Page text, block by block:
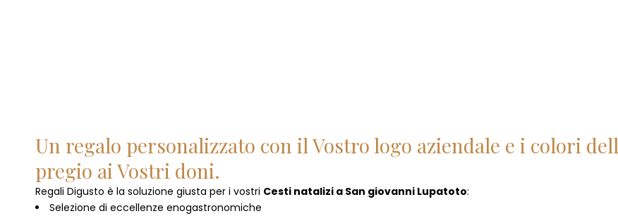
Un regalo personalizzato con il Vostro logo aziendale e i colori
pregio ai Vostri doni.
Regali Digusto è la soluzione giusta per i vostri Cesti natalizi a San giovanni Lupatoto:
Selezione di eccellenze enogastronomiche